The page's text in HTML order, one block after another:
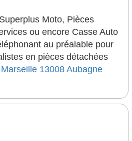
Moto, Pièces
ou encore Casse Auto
au préalable pour
en pièces détachées
Marseille 13008 Aubagne